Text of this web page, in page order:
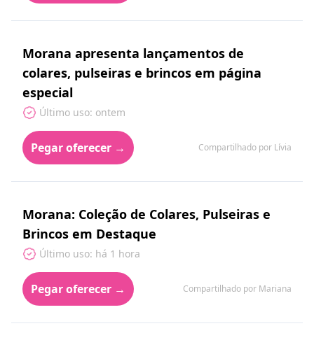
Morana apresenta lançamentos de
colares, pulseiras e brincos em página
especial
Último uso: ontem
Pegar oferecer → Compartilhado por Lívia
Morana: Coleção de Colares, Pulseiras e
Brincos em Destaque
Último uso: há 1 hora
Pegar oferecer → Compartilhado por Mariana